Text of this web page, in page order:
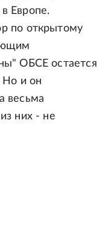
Европе.
по открытому
ОБСЕ остается
Но и он
весьма
них - не